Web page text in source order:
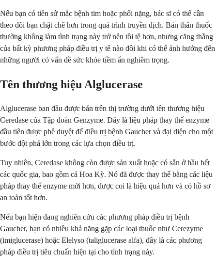
Nếu bạn có tiền sử mắc bệnh tim hoặc phổi nặng, bác sĩ có thể cần
theo dõi bạn chặt chẽ hơn trong quá trình truyền dịch. Bản thân thuốc
thường không làm tình trạng này trở nên tồi tệ hơn, nhưng căng thẳng
của bất kỳ phương pháp điều trị y tế nào đôi khi có thể ảnh hưởng đến
những người có vấn đề sức khỏe tiềm ẩn nghiêm trọng.
Tên thương hiệu Alglucerase
Alglucerase ban đầu được bán trên thị trường dưới tên thương hiệu
Ceredase của Tập đoàn Genzyme. Đây là liệu pháp thay thế enzyme
đầu tiên được phê duyệt để điều trị bệnh Gaucher và đại diện cho một
bước đột phá lớn trong các lựa chọn điều trị.
Tuy nhiên, Ceredase không còn được sản xuất hoặc có sẵn ở hầu hết
các quốc gia, bao gồm cả Hoa Kỳ. Nó đã được thay thế bằng các liệu
pháp thay thế enzyme mới hơn, được coi là hiệu quả hơn và có hồ sơ
an toàn tốt hơn.
Nếu bạn hiện đang nghiên cứu các phương pháp điều trị bệnh
Gaucher, bạn có nhiều khả năng gặp các loại thuốc như Cerezyme
(imiglucerase) hoặc Elelyso (taliglucerase alfa), đây là các phương
pháp điều trị tiêu chuẩn hiện tại cho tình trạng này.